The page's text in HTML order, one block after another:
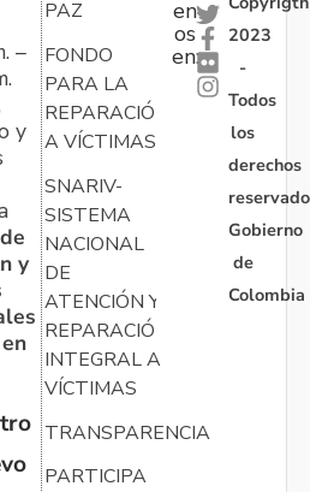
–
y
y
PAZ
FONDO
PARA LA
REPARACIÓN
A VÍCTIMAS
SNARIV-
SISTEMA
NACIONAL
DE
ATENCIÓN Y
REPARACIÓN
INTEGRAL A
VÍCTIMAS
TRANSPARENCIA
PARTICIPA
en
os
en:
2023
-
Todos
los
derechos
Gobierno
de
Colombia